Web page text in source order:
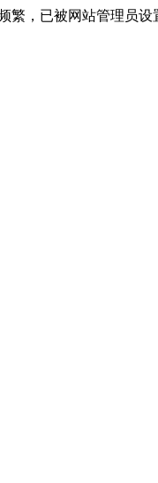
繁，已被网站管理员设